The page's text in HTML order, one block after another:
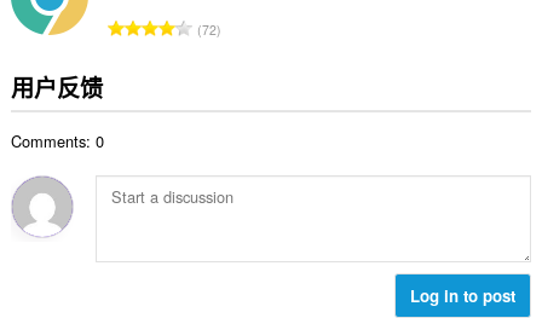
：
总72
用户反馈
Comments: 0
Log in to post